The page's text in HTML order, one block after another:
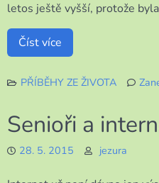
letos ještě vyšší, protože
Číst více
PŘÍBĚHY ZE ŽIVOTA
Senioři a
28. 5. 2015 jezura